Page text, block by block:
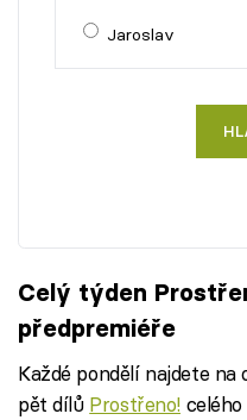
Jaroslav
Celý týden
předpremiéře
Každé pondělí najdete
pět dílů Prostřeno!celého